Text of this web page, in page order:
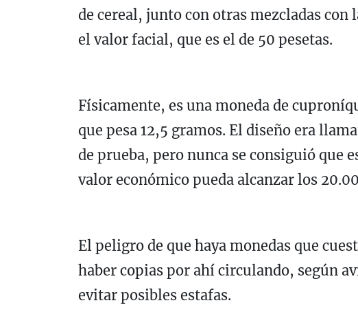
de cereal, junto con otras mezcladas con
el valor facial, que es el de 50 pesetas.
Físicamente, es una moneda de
que pesa 12,5 gramos. El diseño era
de prueba, pero nunca se consiguió que
valor económico pueda alcanzar los
El peligro de que haya monedas que
haber copias por ahí circulando, según
evitar posibles estafas.